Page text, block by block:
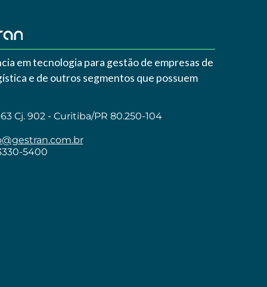
em tecnologia para gestão de empresas de
e de outros segmentos que possuem
Cj. 902 - Curitiba/PR 80.250-104
5400